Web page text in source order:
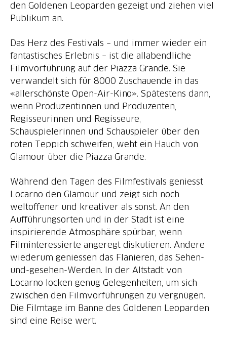
den Goldenen Leoparden gezeigt und ziehen viel
Publikum an.
Das Herz des Festivals – und immer wieder ein
fantastisches Erlebnis – ist die allabendliche
Filmvorführung auf der Piazza Grande. Sie
verwandelt sich für 8000 Zuschauende in das
«allerschönste Open-Air-Kino». Spätestens dann,
wenn Produzentinnen und Produzenten,
Regisseurinnen und Regisseure,
Schauspielerinnen und Schauspieler über den
roten Teppich schweifen, weht ein Hauch von
Glamour über die Piazza Grande.
Während den Tagen des Filmfestivals geniesst
Locarno den Glamour und zeigt sich noch
weltoffener und kreativer als sonst. An den
Aufführungsorten und in der Stadt ist eine
inspirierende Atmosphäre spürbar, wenn
Filminteressierte angeregt diskutieren. Andere
wiederum geniessen das Flanieren, das Sehen-
und-gesehen-Werden. In der Altstadt von
Locarno locken genug Gelegenheiten, um sich
zwischen den Filmvorführungen zu vergnügen.
Die Filmtage im Banne des Goldenen Leoparden
sind eine Reise wert.